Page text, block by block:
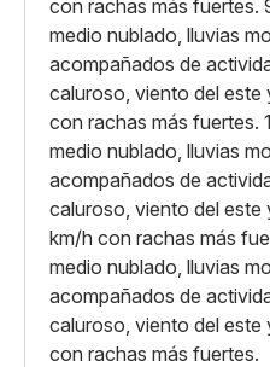
con rachas más fuertes.
medio nublado, lluvias
acompañados de
caluroso, viento del este
con rachas más fuertes.
medio nublado, lluvias
acompañados de
caluroso, viento del este
km/h con rachas más
medio nublado, lluvias
acompañados de
caluroso, viento del este
con rachas más fuertes.